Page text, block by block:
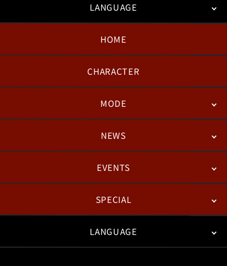
LANGUAGE
English
HOME
CHARACTER
MODE
BATTLENEWS
패치노트
EVENTS
ESPORTS
SPECIAL
WEB COMICS
LANGUAGE